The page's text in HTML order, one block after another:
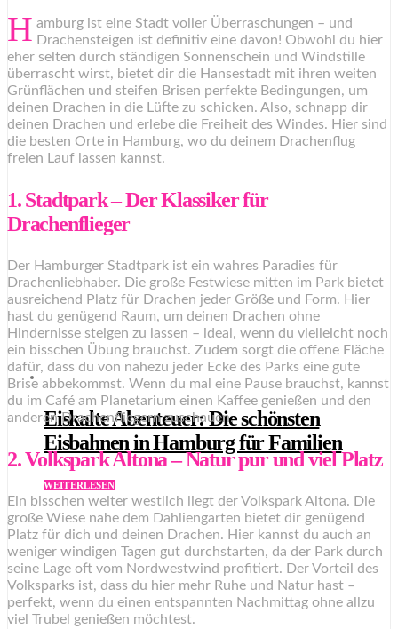
Eiskalte Abenteuer: Die schönsten
Eisbahnen in Hamburg für Familien
WEITERLESEN
H amburg ist eine Stadt voller Überraschungen – und
Drachensteigen ist definitiv eine davon! Obwohl du hier
eher selten durch ständigen Sonnenschein und Windstille
überrascht wirst, bietet dir die Hansestadt mit ihren weiten
Grünflächen und steifen Brisen perfekte Bedingungen, um
deinen Drachen in die Lüfte zu schicken. Also, schnapp dir
deinen Drachen und erlebe die Freiheit des Windes. Hier sind
die besten Orte in Hamburg, wo du deinem Drachenflug
freien Lauf lassen kannst.
1. Stadtpark – Der Klassiker für
Drachenflieger
Der Hamburger Stadtpark ist ein wahres Paradies für
Drachenliebhaber. Die große Festwiese mitten im Park bietet
ausreichend Platz für Drachen jeder Größe und Form. Hier
hast du genügend Raum, um deinen Drachen ohne
Hindernisse steigen zu lassen – ideal, wenn du vielleicht noch
ein bisschen Übung brauchst. Zudem sorgt die offene Fläche
dafür, dass du von nahezu jeder Ecke des Parks eine gute
Brise abbekommst. Wenn du mal eine Pause brauchst, kannst
du im Café am Planetarium einen Kaffee genießen und den
anderen Drachenfliegern zuschauen.
2. Volkspark Altona – Natur pur und viel Platz
Ein bisschen weiter westlich liegt der Volkspark Altona. Die
große Wiese nahe dem Dahliengarten bietet dir genügend
Platz für dich und deinen Drachen. Hier kannst du auch an
weniger windigen Tagen gut durchstarten, da der Park durch
seine Lage oft vom Nordwestwind profitiert. Der Vorteil des
Volksparks ist, dass du hier mehr Ruhe und Natur hast –
perfekt, wenn du einen entspannten Nachmittag ohne allzu
viel Trubel genießen möchtest.